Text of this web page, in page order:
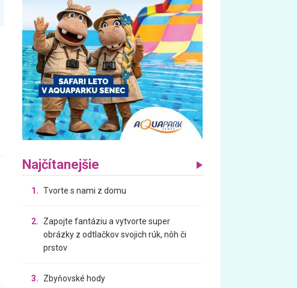
Najčítanejšie
1. Tvorte s nami z domu
2.
Zapojte fantáziu a vytvorte super
obrázky z odtlačkov svojich rúk, nôh či
prstov
3. Zbyňovské hody